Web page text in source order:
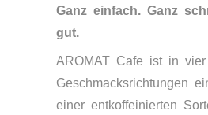
Ganz einfach. Ganz
gut.
AROMAT Cafe ist in vier
Geschmacksrichtungen
einer entkoffeinierten